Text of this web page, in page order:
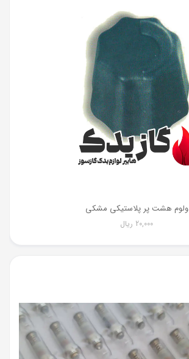
ولوم هشت پر پلاستیکی مشکی
20,000 ریال